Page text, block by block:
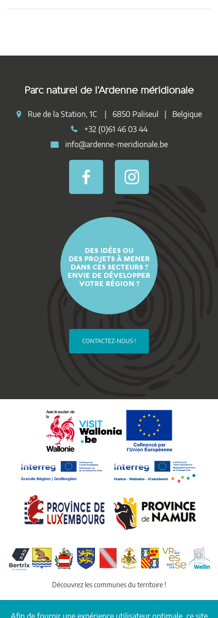
Afin de fournir une expérience utilisateur optimale, ce site
Parc naturel de l'Ardenne méridionale
Rue de la Station, 1C | 6850 Paliseul | Belgique
+32 (0)61 46 03 44
info@ardenne-meridionale.be
DES IDÉES OU
DES PROJETS À MENER
DANS CES SECTEURS ?
ENVIE DE DÉVELOPPER
VOTRE RÉGION ?
CONTACTEZ-NOUS !
Découvrez les communes du territoire !